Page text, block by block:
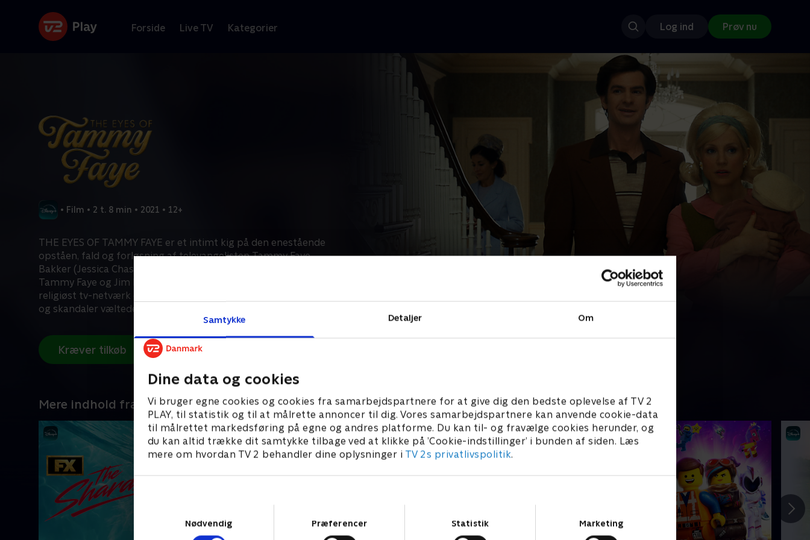
Samtykke Detaljer Om
Dine data og cookies
Vi bruger egne cookies og cookies fra samarbejdspartnere for at give dig den bedste oplevelse af TV 2
PLAY, til statistik og til at målrette annoncer til dig. Vores samarbejdspartnere kan anvende cookie-data
til målrettet markedsføring på egne og andres platforme. Du kan til- og fravælge cookies herunder, og
du kan altid trække dit samtykke tilbage ved at klikke på ’Cookie-indstillinger’ i bunden af siden. Læs
mere om hvordan TV 2 behandler dine oplysninger i TV 2s privatlivspolitik.
Nødvendig
Præferencer Statistik Marketing
Forside Live TV Kategorier Log ind Prøv nu
• Film • 2 t. 8 min • 2021 • 12+
THE EYES OF TAMMY FAYE er et intimt kig på den enestående
opståen, fald og forløsning af televangelisten Tammy Faye
Bakker (Jessica Chastain). I 1970'erne og 80'erne opbyggede
Tammy Faye og Jim Bakker (Andrew Garfield) et blomstrende,
religiøst tv-netværk og temapark - indtil rivaler, økonomiske fejl
og skandaler væltede hendes imperium.
Kræver tilkøb
Mere indhold fra Disney+